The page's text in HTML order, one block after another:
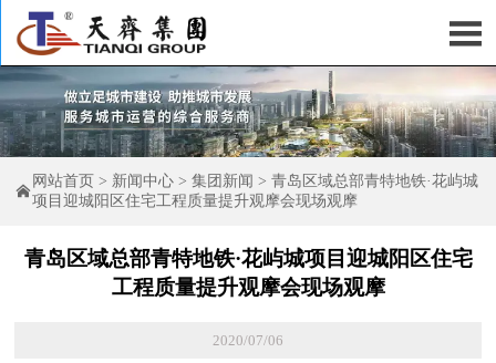


网站首页 > 新闻中心 > 集团新闻 > 青岛区域总部青特地铁·花屿城
项目迎城阳区住宅工程质量提升观摩会现场观摩
青岛区域总部青特地铁·花屿城项目迎城阳区住宅
工程质量提升观摩会现场观摩
2020/07/06